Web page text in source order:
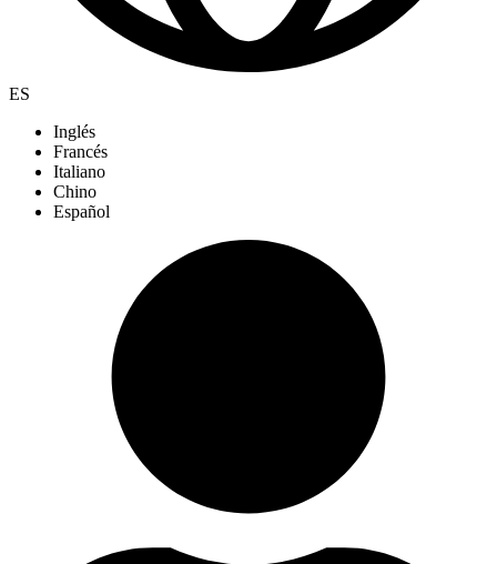
ES
Inglés
Francés
Italiano
Chino
Español